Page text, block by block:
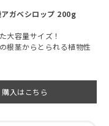
ガベシロップ 200g
大容量サイズ！
根茎からとられる植物性
購入はこちら